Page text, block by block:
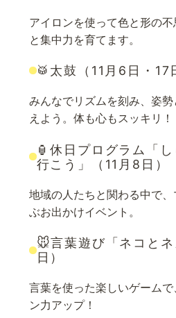
アイロンを使って色と形の
と集中力を育てます。
🥁太鼓（11月6日・17
みんなでリズムを刻み、姿
えよう。体も心もスッキリ！
🏮休日プログラム「
行こう」（11月8日）
地域の人たちと関わる中で
ぶお出かけイベント。
🐭言葉遊び「ネコと
日）
言葉を使った楽しいゲーム
ン力アップ！